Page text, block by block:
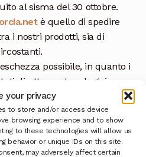
your privacy
to store and/or access device
browsing experience and to show
to these technologies will allow us
behavior or unique IDs on this site.
may adversely affect certain
al sisma del 30 ottobre.
è quello di spedire
i nostri prodotti, sia di
possibile, in quanto i
direttamente ed ogni
Vi garantiamo la genuinita’
di lavorazione che finito,
tavole i profumi umbri.
CONTATTACI